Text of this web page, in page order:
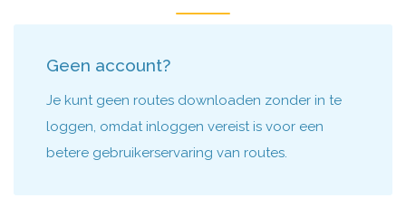
Geen account?
Je kunt geen routes downloaden zonder in te
loggen, omdat inloggen vereist is voor een
betere gebruikerservaring van routes.